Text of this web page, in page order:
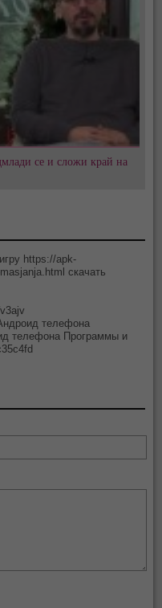
се и сложи край на
https://apk-
скачать
телефона
телефона Программы и